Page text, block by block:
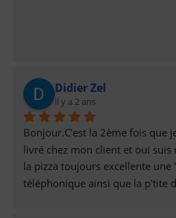
Didier Zel
il y a 2 ans
Bonjour.C'est la 2ème fois que
livré chez mon client et oui
la pizza toujours excellente une
téléphonique ainsi que la p'tite